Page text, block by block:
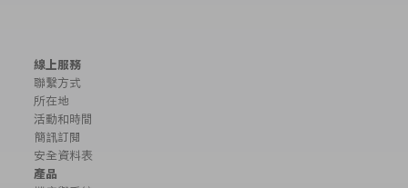
線上服務
聯繫方式
所在地
活動和時間
簡訊訂閱
安全資料表
產品